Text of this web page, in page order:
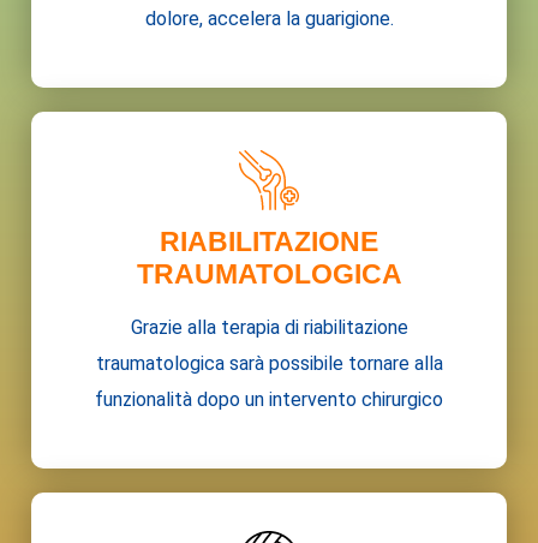
dolore, accelera la guarigione.
RIABILITAZIONE
TRAUMATOLOGICA
Grazie alla terapia di riabilitazione
traumatologica sarà possibile tornare alla
funzionalità dopo un intervento chirurgico